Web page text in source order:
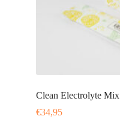
Clean Electrolyte Mix
€34,95